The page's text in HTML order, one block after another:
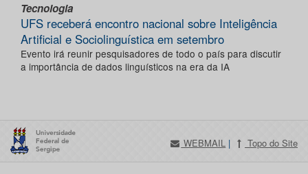
Tecnologia
UFS receberá encontro nacional sobre Inteligência
Artificial e Sociolinguística em setembro
Evento irá reunir pesquisadores de todo o país para discutir
a importância de dados linguísticos na era da IA
WEBMAIL | Topo do Site